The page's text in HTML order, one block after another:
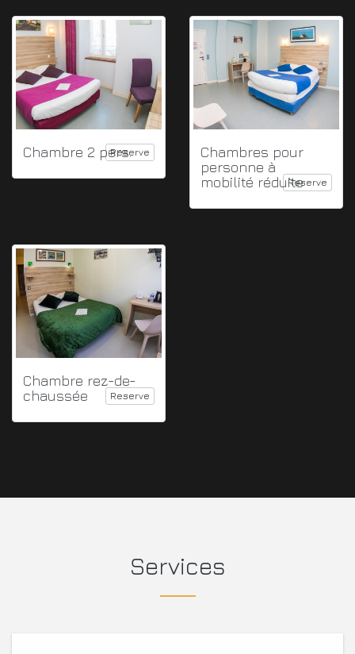
Chambre 2 pers.
Reserve
Chambres pour
personne à
mobilité réduiteReserve
Chambre rez-de-
chaussée
Reserve
Services